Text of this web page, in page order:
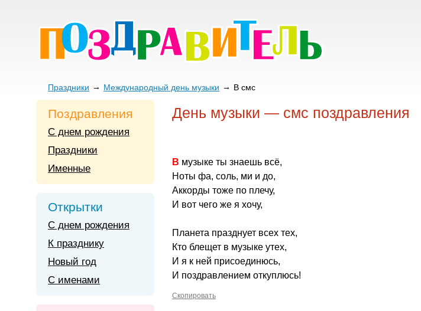
Праздники Международный день музыки В смс
День музыки — смс поздравления
В музыке ты знаешь всё,
Ноты фа, соль, ми и до,
Аккорды тоже по плечу,
И вот чего же я хочу,
Планета празднует всех тех,
Кто блещет в музыке утех,
И я к ней присоединюсь,
И поздравлением откуплюсь!
Скопировать
Поздравления
С днем рождения
Праздники
Именные
Открытки
С днем рождения
К празднику
Новый год
С именами